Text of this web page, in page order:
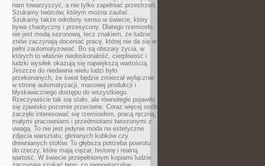
nam towarzyszyć, a nie tylko zapełniać przestrzeń.
Szukamy twórców, którym można zaufać.
Szukamy także odrobiny sensu w świecie, który
bywa chaotyczny i przesycony. Dlatego rzemiosło
nie jest modą sezonową, lecz znakiem, że ludzie
znów zaczynają doceniać pracę, której nie da się w
pełni zautomatyzować. Bo są obszary życia, w
których to właśnie niedoskonałość, cierpliwość i
ludzki wysiłek okazują się największą wartością.
Jeszcze do niedawna wielu ludzi było
przekonanych, że świat będzie zmierzał wyłącznie
w stronę automatyzacji, masowej produkcji i
błyskawicznego dostępu do wszystkiego.
Rzeczywiście tak się stało, ale równolegle pojawiło
się zjawisko pozornie przeciwne. Coraz więcej osób
zaczęło interesować się rzemiosłem, pracą ręczną,
małymi pracowniami i przedmiotami tworzonymi z
uwagą. To nie jest jedynie moda na estetyczne
zdjęcia warsztatu, glinianych kubków czy
drewnianych stołów. To głębsza potrzeba powrotu
do rzeczy, które mają ciężar, historię i realną
wartość. W świecie przepełnionym kopiami ludzie